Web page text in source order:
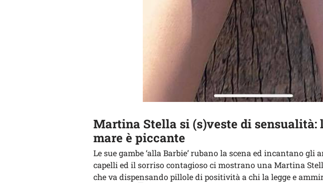
Martina Stella si (s)veste di sensualità:
mare è piccante
Le sue gambe ‘alla Barbie’ rubano la scena ed incantano
capelli ed il sorriso contagioso ci mostrano una Martina
che va dispensando pillole di positività a chi la legge e